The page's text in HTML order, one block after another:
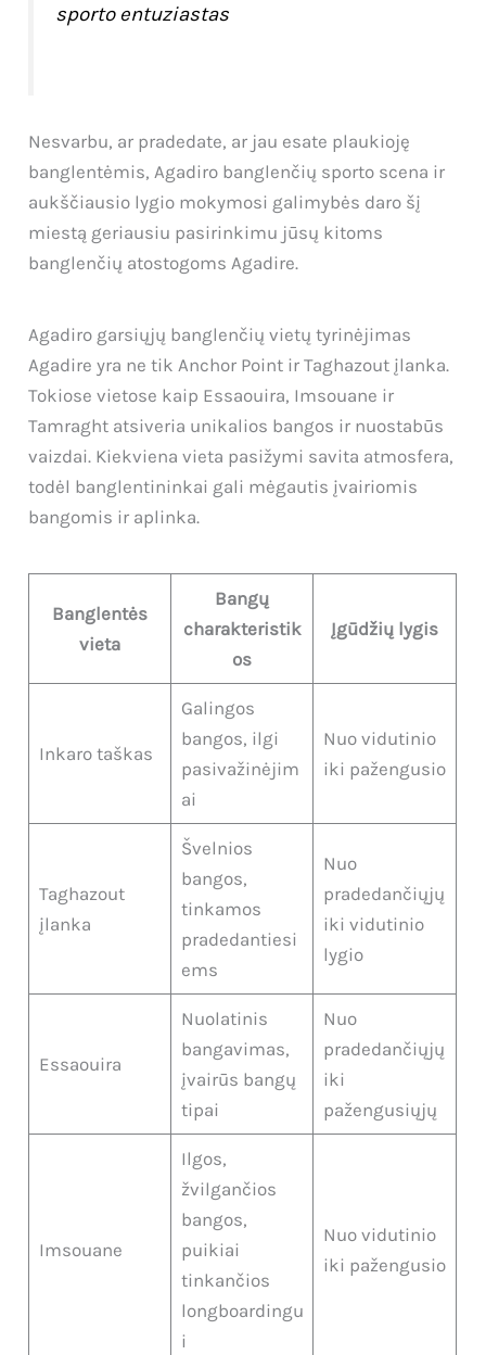
sporto entuziastas
Nesvarbu, ar pradedate, ar jau esate plaukioję
banglentėmis, Agadiro banglenčių sporto scena ir
aukščiausio lygio mokymosi galimybės daro šį
miestą geriausiu pasirinkimu jūsų kitoms
banglenčių atostogoms Agadire.
Agadiro garsiųjų banglenčių vietų tyrinėjimas
Agadire yra ne tik Anchor Point ir Taghazout įlanka.
Tokiose vietose kaip Essaouira, Imsouane ir
Tamraght atsiveria unikalios bangos ir nuostabūs
vaizdai. Kiekviena vieta pasižymi savita atmosfera,
todėl banglentininkai gali mėgautis įvairiomis
bangomis ir aplinka.
Banglentės
vieta
Bangų
charakteristik
os
Įgūdžių lygis
Inkaro taškas
Galingos
bangos, ilgi
pasivažinėjim
ai
Nuo vidutinio
iki pažengusio
Taghazout
įlanka
Švelnios
bangos,
tinkamos
pradedantiesi
ems
Nuo
pradedančiųjų
iki vidutinio
lygio
Essaouira
Nuolatinis
bangavimas,
įvairūs bangų
tipai
Nuo
pradedančiųjų
iki
pažengusiųjų
Imsouane
Ilgos,
žvilgančios
bangos,
puikiai
tinkančios
longboardingu
i
Nuo vidutinio
iki pažengusio